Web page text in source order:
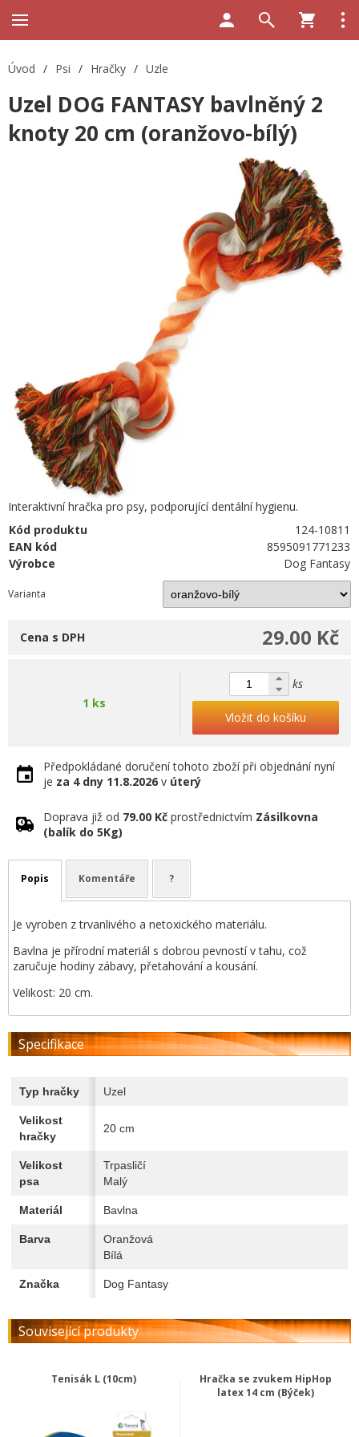
Úvod / Psi / Hračky / Uzle
Uzel DOG FANTASY bavlněný 2
knoty 20 cm (oranžovo-bílý)
Interaktivní hračka pro psy, podporující dentální hygienu.
Kód produktu
124-10811
EAN kód
8595091771233
Výrobce
Dog Fantasy
Varianta
29.00 Kč
Cena s DPH
1 ks
ks
Vložit do košíku
Předpokládané doručení tohoto zboží při objednání nyní
je za 4 dny 11.8.2026 v úterý
Doprava již od 79.00 Kč prostřednictvím Zásilkovna
(balík do 5Kg)
Popis Komentáře ?
Je vyroben z trvanlivého a netoxického materiálu.
Bavlna je přírodní materiál s dobrou pevností v tahu, což
zaručuje hodiny zábavy, přetahování a kousání.
Velikost: 20 cm.
Specifikace
Typ hračky Uzel
Velikost
hračky
20 cm
Velikost
psa
Trpasličí
Malý
Materiál Bavlna
Barva
Oranžová
Bílá
Značka Dog Fantasy
Související produkty
Tenisák L (10cm)
Hračka se zvukem HipHop
latex 14 cm (Býček)